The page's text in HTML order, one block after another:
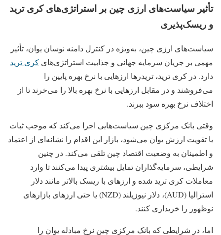
تأثیر سیاست‌های ارزی چین بر استراتژی‌های کری ترید
و ریسک‌پذیری
سیاست‌های ارزی چین، به‌ویژه در کنترل دامنه نوسان یوان، تأثیر
مهمی بر جریان سرمایه جهانی و جذابیت استراتژی‌های کری ترید
دارد. در کری ترید، تریدرها ارزهایی با نرخ بهره پایین را
می‌فروشند و در مقابل ارزهایی با نرخ بهره بالا را می‌خرند تا از
اختلاف نرخ بهره سود ببرند.
وقتی بانک مرکزی چین سیاست‌هایی اجرا می‌کند که موجب ثبات
یا تقویت ارزش یوان می‌شود، بازار این اقدام را نشانه‌ای از اعتماد
و اطمینان به وضعیت اقتصاد چین تلقی می‌کند. در چنین
شرایطی، سرمایه‌گذاران تمایل بیشتری پیدا می‌کنند تا وارد
معاملات کری ترید شده و ارزهای با ریسک بالاتر مانند دلار
استرالیا (AUD)، دلار نیوزیلند (NZD) یا حتی ارزهای بازارهای
نوظهور را خریداری کنند.
اما، در شرایطی که بانک مرکزی چین نرخ مبادله یوان را